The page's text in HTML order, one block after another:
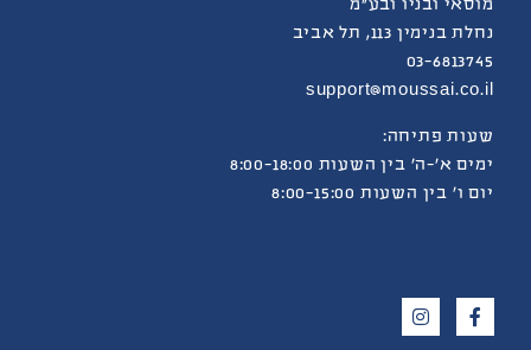
מוסאי ובניו ובע”מ
נחלת בנימין 113, תל אביב
03-6813745
support@moussai.co.il
שעות פתיחה:
ימים א’-ה’ בין השעות 8:00-18:00
יום ו’ בין השעות 8:00-15:00